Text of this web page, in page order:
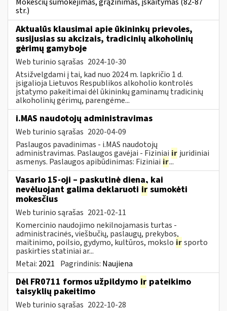
str.)
Aktualūs klausimai apie ūkininkų prievoles,
susijusias su akcizais, tradicinių alkoholinių
gėrimų gamyboje
Web turinio sąrašas 2024-10-30
Atsižvelgdami į tai, kad nuo 2024 m. lapkričio 1 d.
įsigalioja Lietuvos Respublikos alkoholio kontrolės
įstatymo pakeitimai dėl ūkininkų gaminamų tradicinių
alkoholinių gėrimų, parengėme...
i.MAS naudotojų administravimas
Web turinio sąrašas 2020-04-09
Paslaugos pavadinimas - i.MAS naudotojų
administravimas. Paslaugos gavėjai - Fiziniai ir juridiniai
asmenys. Paslaugos apibūdinimas: Fiziniai ir...
Vasario 15-oji – paskutinė diena, kai
nevėluojant galima deklaruoti ir sumokėti
mokesčius
Web turinio sąrašas 2021-02-11
Komercinio naudojimo nekilnojamasis turtas -
administracinės, viešbučių, paslaugų, prekybos,
maitinimo, poilsio, gydymo, kultūros, mokslo irsporto
paskirties statiniai ar...
Metai: 2021 Pagrindinis: Naujiena
Dėl FR0711 formos užpildymo ir pateikimo
taisyklių pakeitimo
Web turinio sąrašas 2022-10-28